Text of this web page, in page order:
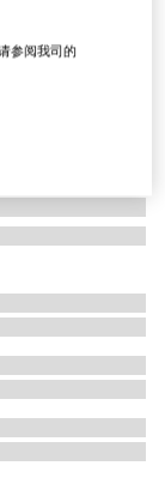
参阅我司的